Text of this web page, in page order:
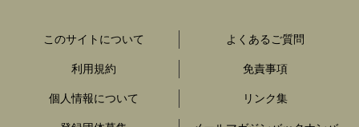
このサイトについて よくあるご質問
利用規約 免責事項
個人情報について リンク集